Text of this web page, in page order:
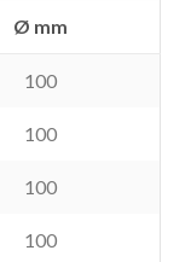
Ø mm
100
100
100
100